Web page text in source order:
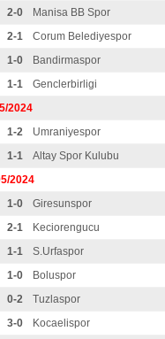
2-0
Manisa BB Spor
2-1
Corum Belediyespor
1-0
Bandirmaspor
1-1
Genclerbirligi
2024
1-2
Umraniyespor
1-1
Altay Spor Kulubu
2024
1-0
Giresunspor
2-1
Keciorengucu
1-1
S.Urfaspor
1-0
Boluspor
0-2
Tuzlaspor
3-0
Kocaelispor